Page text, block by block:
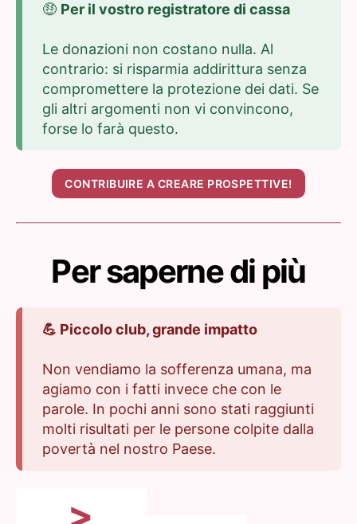
🤑 Per il vostro registratore di cassa
Le donazioni non costano nulla. Al
contrario: si risparmia addirittura senza
compromettere la protezione dei dati. Se
gli altri argomenti non vi convincono,
forse lo farà questo.
CONTRIBUIRE A CREARE PROSPETTIVE!
Per saperne di più
💪 Piccolo club, grande impatto
Non vendiamo la sofferenza umana, ma
agiamo con i fatti invece che con le
parole. In pochi anni sono stati raggiunti
molti risultati per le persone colpite dalla
povertà nel nostro Paese.